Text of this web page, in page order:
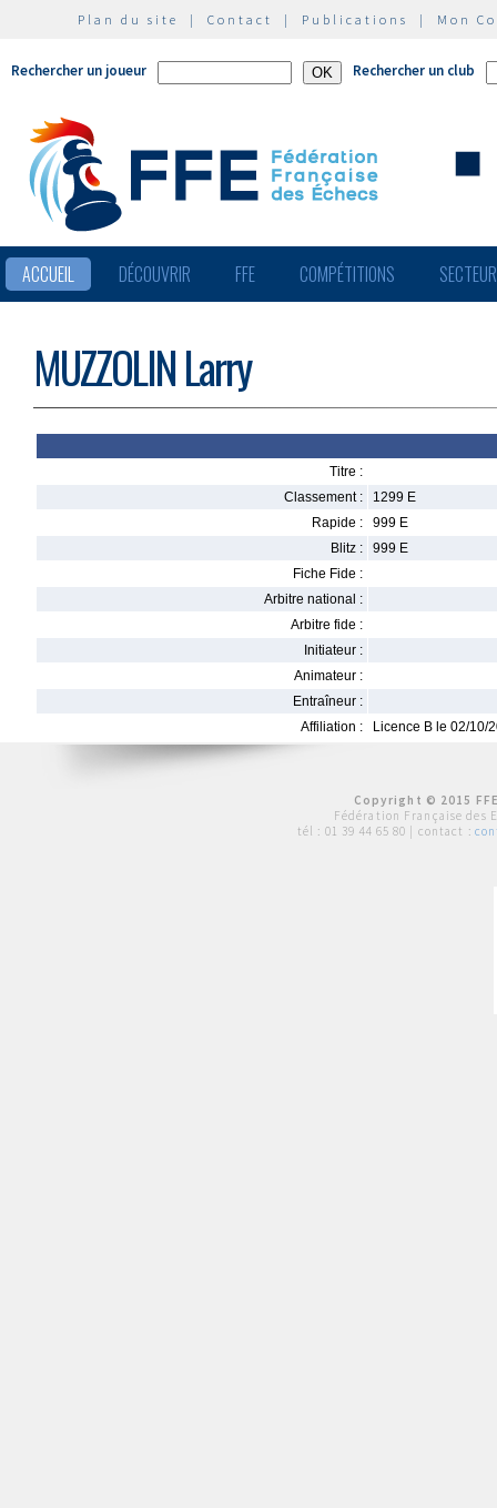
Plan du site | Contact | Publications | Mon
Rechercher un joueur Rechercher un club
ACCUEIL DÉCOUVRIR FFE COMPÉTITIONS
MUZZOLIN Larry
Titre :
Classement :
1299 E
Rapide :
999 E
Blitz :
999 E
Fiche Fide :
Arbitre national :
Arbitre fide :
Initiateur :
Animateur :
Entraîneur :
Affiliation :
Licence B le 02/10/
Copyright © 2015
Fédération Française des
tél : 01 39 44 65 80 | contact :